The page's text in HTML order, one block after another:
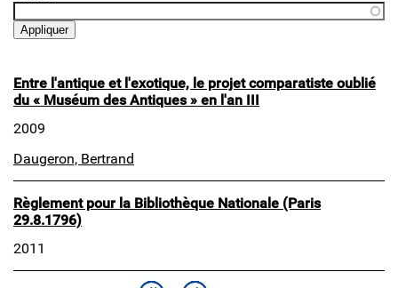
Entre l'antique et l'exotique, le projet comparatiste oublié
du « Muséum des Antiques » en l'an III
2009
Daugeron, Bertrand
Règlement pour la Bibliothèque Nationale (Paris
29.8.1796)
2011